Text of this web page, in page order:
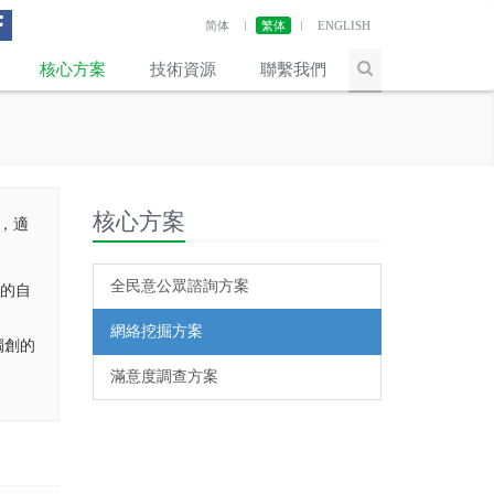
简体 繁体 ENGLISH
核心方案 技術資源 聯繫我們
適
自
創的
核心方案
全民意公眾諮詢方案
網絡挖掘方案
滿意度調查方案